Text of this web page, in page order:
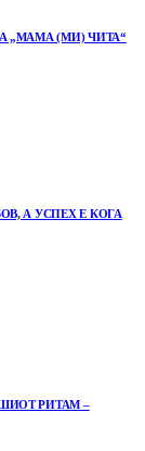
„МАМА (МИ) ЧИТА“
А УСПЕХ Е КОГА
РИТАМ –